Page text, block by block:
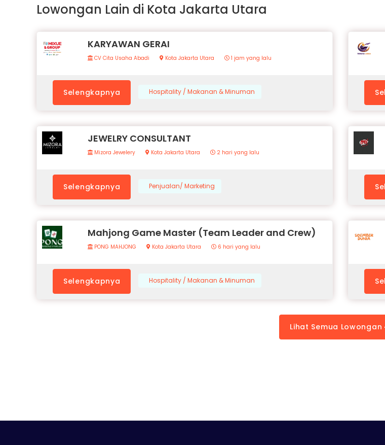
Lowongan Lain di Kota Jakarta Utara
KARYAWAN GERAI
CV Cita Usaha Abadi Kota Jakarta Utara 1 jam yang lalu
Selengkapnya Hospitality / Makanan & Minuman
JEWELRY CONSULTANT
Mizora Jewelery Kota Jakarta Utara 2 hari yang lalu
Selengkapnya Penjualan/ Marketing
Mahjong Game Master (Team Leader and Crew)
PONG MAHJONG Kota Jakarta Utara 6 hari yang lalu
Selengkapnya Hospitality / Makanan & Minuman
Lihat Semua Lowongan